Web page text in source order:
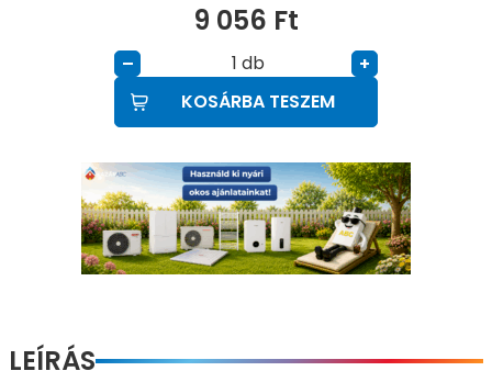
9 056 Ft
– db
+
KOSÁRBA TESZEM
LEÍRÁS